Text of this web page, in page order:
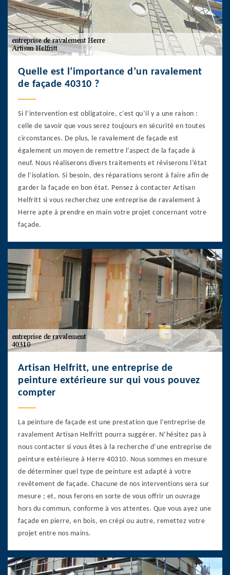
Quelle est l’importance d’un ravalement
de façade 40310 ?
Si l’intervention est obligatoire, c’est qu’il y a une raison :
celle de savoir que vous serez toujours en sécurité en toutes
circonstances. De plus, le ravalement de façade est
également un moyen de remettre l’aspect de la façade à
neuf. Nous réaliserons divers traitements et réviserons l’état
de l’isolation. Si besoin, des réparations seront à faire afin de
garder la façade en bon état. Pensez à contacter Artisan
Helfritt si vous recherchez une entreprise de ravalement à
Herre apte à prendre en main votre projet concernant votre
façade.
Artisan Helfritt, une entreprise de
peinture extérieure sur qui vous pouvez
compter
La peinture de façade est une prestation que l’entreprise de
ravalement Artisan Helfritt pourra suggérer. N’hésitez pas à
nous contacter si vous êtes à la recherche d’une entreprise de
peinture extérieure à Herre 40310. Nous sommes en mesure
de déterminer quel type de peinture est adapté à votre
revêtement de façade. Chacune de nos interventions sera sur
mesure ; et, nous ferons en sorte de vous offrir un ouvrage
hors du commun, conforme à vos attentes. Que vous ayez une
façade en pierre, en bois, en crépi ou autre, remettez votre
projet entre nos mains.